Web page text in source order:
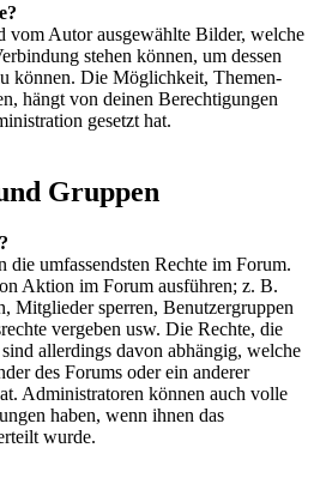
vom Autor ausgewählte Bilder, welche
stehen können, um dessen
können. Die Möglichkeit, Themen-
hängt von deinen Berechtigungen
gesetzt hat.
Gruppen
die umfassendsten Rechte im Forum.
Aktion im Forum ausführen; z. B.
Mitglieder sperren, Benutzergruppen
vergeben usw. Die Rechte, die
allerdings davon abhängig, welche
des Forums oder ein anderer
Administratoren können auch volle
haben, wenn ihnen das
wurde.